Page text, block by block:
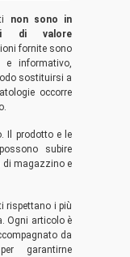
non sono in
di valore
fornite sono
e informativo,
sostituirsi a
occorre
Il prodotto e le
subire
di magazzino e
rispettano i più
Ogni articolo è
da
garantirne